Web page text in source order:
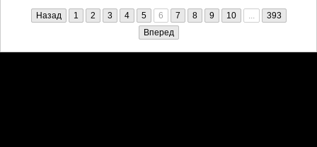
Назад 1 2 3 4 5 6 7 8 9 10 ...
393
Вперед